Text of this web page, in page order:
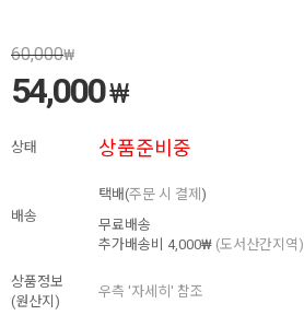
60,000₩
54,000₩
상태 상품준비중
배송
택배(주문 시 결제 )
무료배송
추가배송비
4,000₩ (도서산간지역)
상품정보
(원산지)
우측 '자세히' 참조